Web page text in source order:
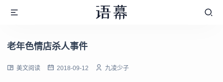
老年色情店杀人事件
美文阅读 2018-09-12 九凌少子